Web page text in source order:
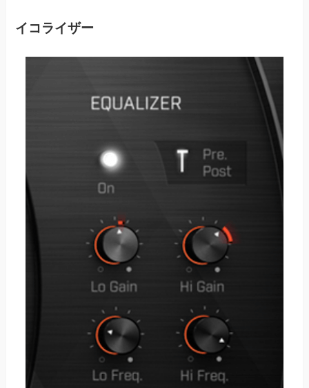
イコライザー